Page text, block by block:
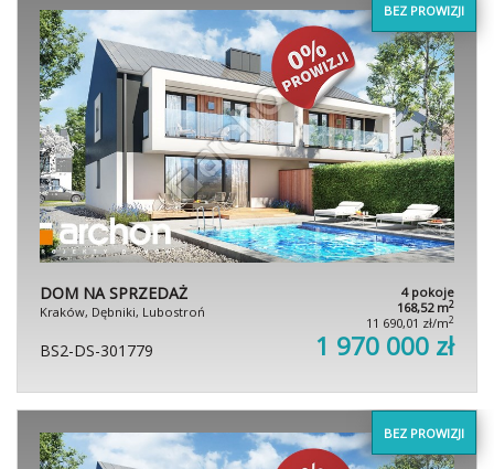
BEZ PROWIZJI
DOM NA SPRZEDAŻ
Kraków, Dębniki, Lubostroń
4 pokoje
168,52 m2
11 690,01 zł/m2
BS2-DS-301779 1 970 000 zł
BEZ PROWIZJI